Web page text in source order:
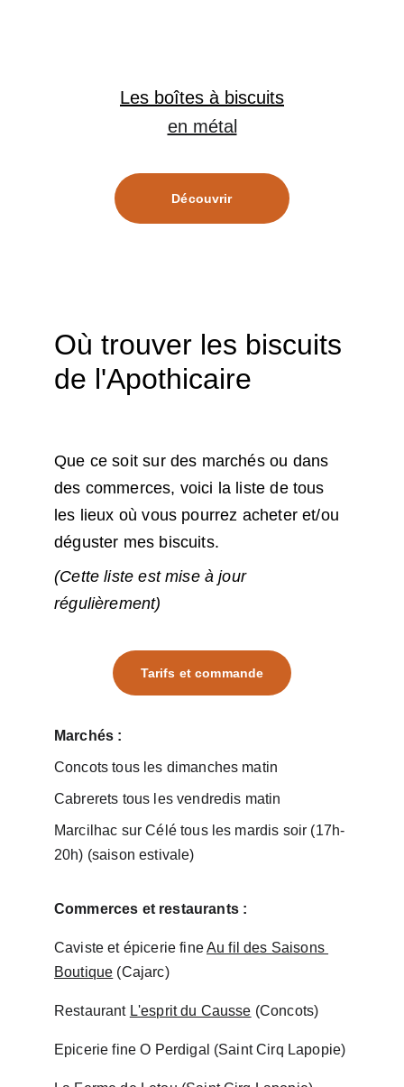
Découvrir
Les boîtes à biscuits
en métal
Où trouver les biscuits
de l'Apothicaire
Que ce soit sur des marchés ou dans
des commerces, voici la liste de tous
les lieux où vous pourrez acheter et/ou
déguster mes biscuits.
(Cette liste est mise à jour
régulièrement)
Tarifs et commande
Marchés :
Concots tous les dimanches matin
Cabrerets tous les vendredis matin
Marcilhac sur Célé tous les mardis soir (17h-
20h) (saison estivale)
Commerces et restaurants :
Caviste et épicerie fine Au fil des Saisons
Boutique (Cajarc)
Restaurant L'esprit du Causse (Concots)
Epicerie fine O Perdigal (Saint Cirq Lapopie)